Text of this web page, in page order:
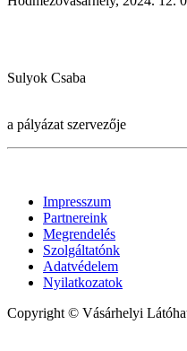
Sulyok Csaba
a pályázat szervezője
Impresszum
Partnereink
Megrendelés
Szolgáltatónk
Adatvédelem
Nyilatkozatok
Copyright © Vásárhelyi